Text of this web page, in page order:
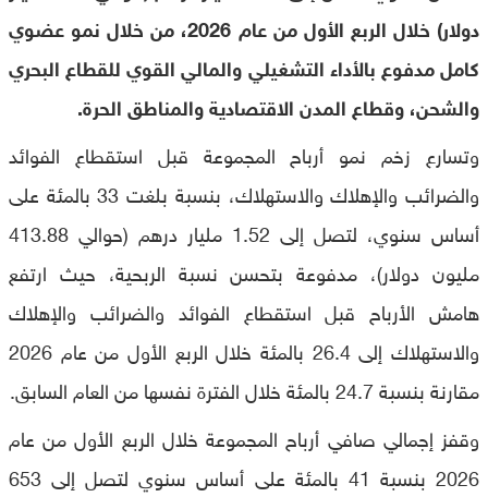
دولار) خلال الربع الأول من عام 2026، من خلال نمو عضوي
كامل مدفوع بالأداء التشغيلي والمالي القوي للقطاع البحري
والشحن، وقطاع المدن الاقتصادية والمناطق الحرة.
وتسارع زخم نمو أرباح المجموعة قبل استقطاع الفوائد
والضرائب والإهلاك والاستهلاك، بنسبة بلغت 33 بالمئة على
أساس سنوي، لتصل إلى 1.52 مليار درهم (حوالي 413.88
مليون دولار)، مدفوعة بتحسن نسبة الربحية، حيث ارتفع
هامش الأرباح قبل استقطاع الفوائد والضرائب والإهلاك
والاستهلاك إلى 26.4 بالمئة خلال الربع الأول من عام 2026
مقارنة بنسبة 24.7 بالمئة خلال الفترة نفسها من العام السابق.
وقفز إجمالي صافي أرباح المجموعة خلال الربع الأول من عام
2026 بنسبة 41 بالمئة على أساس سنوي لتصل إلى 653